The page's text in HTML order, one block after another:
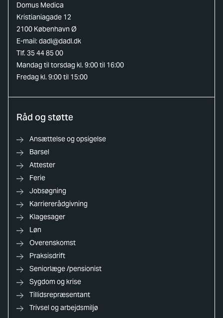
Domus Medica
Kristianiagade 12
2100 København Ø
E-mail:dadl@dadl.dk
Tlf. 35 44 85 00
Mandag til torsdag kl. 9:00 til 16:00
Fredag kl. 9:00 til 15:00
Råd og støtte
Ansættelse og opsigelse
Barsel
Attester
Ferie
Jobsøgning
Karriererådgivning
Klagesager
Løn
Overenskomst
Praksisdrift
Seniorlæge /pensionist
Sygdom og krise
Tillidsrepræsentant
Trivsel og arbejdsmiljø